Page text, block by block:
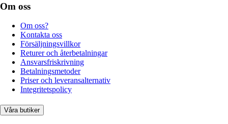
Om oss
Om oss?
Kontakta oss
Försäljningsvillkor
Returer och återbetalningar
Ansvarsfriskrivning
Betalningsmetoder
Priser och leveransalternativ
Integritetspolicy
Våra butiker